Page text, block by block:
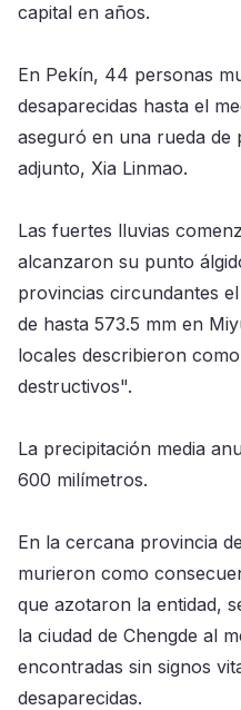
capital en años.
En Pekín, 44 personas
desaparecidas hasta el
aseguró en una rueda de
adjunto, Xia Linmao.
Las fuertes lluvias
alcanzaron su punto
provincias circundantes
de hasta 573.5 mm en
locales describieron
destructivos".
La precipitación media
600 milímetros.
En la cercana provincia
murieron como
que azotaron la entidad,
la ciudad de Chengde al
encontradas sin signos
desaparecidas.